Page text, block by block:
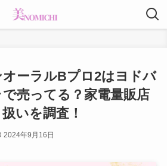
ーラルBプロ2はヨドバ
売ってる？家電量販店
いを調査！
2024年9月16日